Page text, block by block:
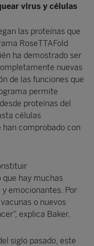
virus y células
las proteínas que
RoseTTAFold
ha demostrado ser
nuevas
de las funciones que
permite
proteínas del
células
han comprobado con
hay muchas
emocionantes. Por
o nuevos
explica Baker.
siglo pasado, este